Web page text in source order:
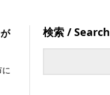
検索 / Search